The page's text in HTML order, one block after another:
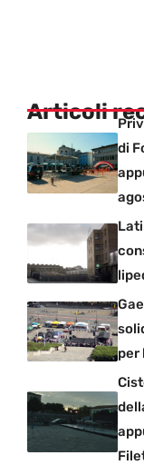
Articoli
di
per